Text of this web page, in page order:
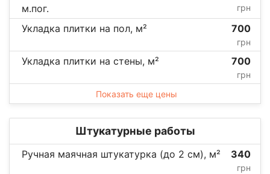
м.пог.
грн
Укладка плитки на пол, м² 700
грн
Укладка плитки на стены, м² 700
грн
Показать еще цены
Штукатурные работы
Ручная маячная штукатурка (до 2 см), м² 340
грн